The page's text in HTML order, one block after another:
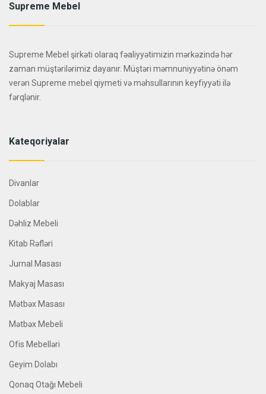
Supreme Mebel
Supreme Mebel şirkəti olaraq fəaliyyətimizin mərkəzində hər
zaman müştərilərimiz dayanır. Müştəri məmnuniyyətinə önəm
verən Supreme mebel qiymeti və məhsullarının keyfiyyəti ilə
fərqlənir.
Kateqoriyalar
Divanlar
Dolablar
Dəhliz Mebeli
Kitab Rəfləri
Jurnal Masası
Makyaj Masası
Mətbəx Masası
Mətbəx Mebeli
Ofis Mebelləri
Geyim Dolabı
Qonaq Otağı Mebeli